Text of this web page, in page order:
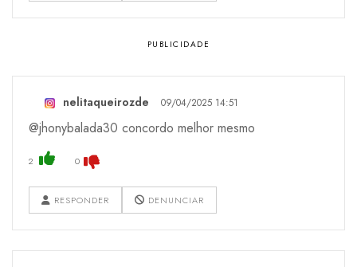
nelitaqueirozde 09/04/2025 14:51
@jhonybalada30 concordo melhor mesmo
2 0
RESPONDER DENUNCIAR